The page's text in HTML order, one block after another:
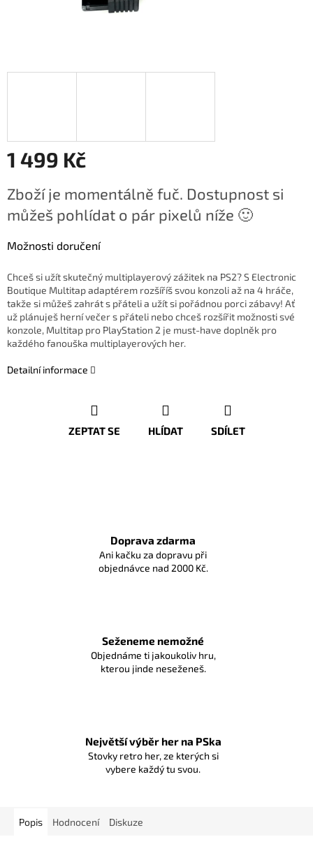
1 499 Kč
cena:
Zboží je momentálně fuč. Dostupnost si
můžeš pohlídat o pár pixelů níže 🙂
Možnosti doručení
Chceš si užít skutečný multiplayerový zážitek na PS2? S Electronic
Boutique Multitap adaptérem rozšíříš svou konzoli až na 4 hráče,
takže si můžeš zahrát s přáteli a užít si pořádnou porci zábavy! Ať
už plánuješ herní večer s přáteli nebo chceš rozšířit možnosti své
konzole, Multitap pro PlayStation 2 je must-have doplněk pro
každého fanouška multiplayerových her.
Detailní informace
ZEPTAT SE HLÍDAT SDÍLET
Doprava zdarma
Ani kačku za dopravu při
objednávce nad 2000 Kč.
Seženeme nemožné
Objednáme ti jakoukoliv hru,
kterou jinde neseženeš.
Největší výběr her na PSka
Stovky retro her, ze kterých si
vybere každý tu svou.
Popis Hodnocení Diskuze